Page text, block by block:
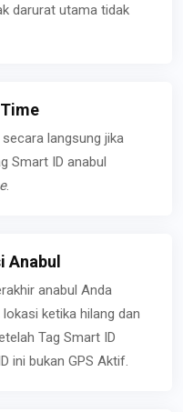
darurat utama tidak
langsung jika
Smart ID anabul
.
Anabul
anabul Anda
ketika hilang dan
Tag Smart ID
ini bukan GPS Aktif.